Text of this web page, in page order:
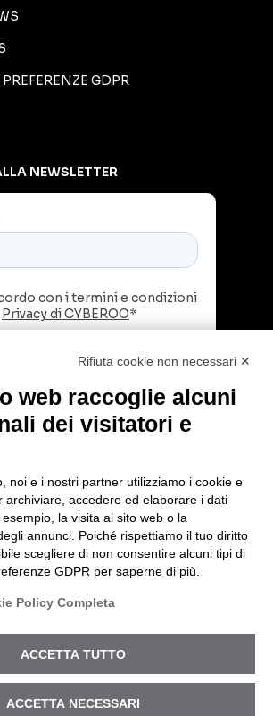
GDPR
NEWSLETTER
via Brigata Reggio, 37 – 42124
(RE) – PEC
04318950286 – R.E.A. RE
- Registro Nazionale degli
-Modello Organizzativo
DI UN INCIDENTE?
Rifiuta cookie non necessari ✕
web raccoglie alcuni
dei visitatori e
noi e i nostri partner utilizziamo i cookie e
archiviare, accedere ed elaborare i dati
la visita al sito web o la
annunci. Poiché rispettiamo il tuo diritto
scegliere di non consentire alcuni tipi di
GDPR per saperne di più.
Policy Completa
ACCETTA TUTTO
ACCETTA NECESSARI